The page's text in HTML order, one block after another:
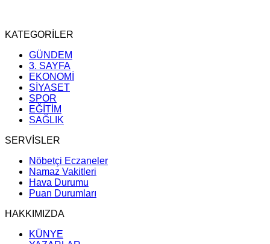
KATEGORİLER
GÜNDEM
3. SAYFA
EKONOMİ
SİYASET
SPOR
EĞİTİM
SAĞLIK
SERVİSLER
Nöbetçi Eczaneler
Namaz Vakitleri
Hava Durumu
Puan Durumları
HAKKIMIZDA
KÜNYE